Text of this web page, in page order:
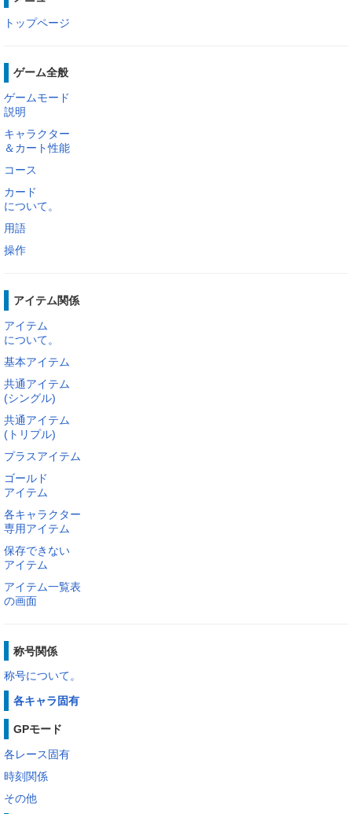
トップページ
ゲーム全般
ゲームモード
説明
キャラクター
＆カート性能
コース
カード
について。
用語
操作
アイテム関係
アイテム
について。
基本アイテム
共通アイテム
(シングル)
共通アイテム
(トリプル)
プラスアイテム
ゴールド
アイテム
各キャラクター
専用アイテム
保存できない
アイテム
アイテム一覧表
の画面
称号関係
称号について。
各キャラ固有
GPモード
各レース固有
時刻関係
その他